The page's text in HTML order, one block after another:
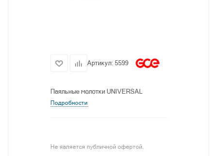
Артикул: 5599
Паяльные молотки UNIVERSAL
Подробности
Не является публичной офертой.